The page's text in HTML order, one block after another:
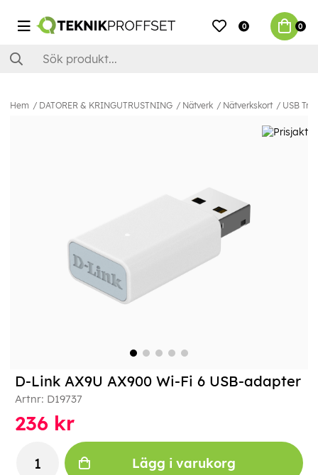
0 0
Hem DATORER & KRINGUTRUSTNING Nätverk Nätverkskort USB
D-Link AX9U AX900 Wi-Fi 6 USB-adapter
Artnr: D19737
236 kr
Lägg i varukorg